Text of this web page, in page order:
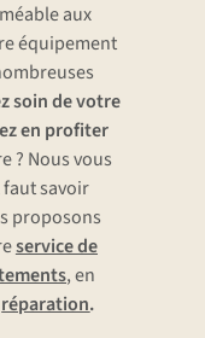
aux
équipement
soin de votre
en profiter
? Nous vous
savoir
proposons
service de
, en
réparation.